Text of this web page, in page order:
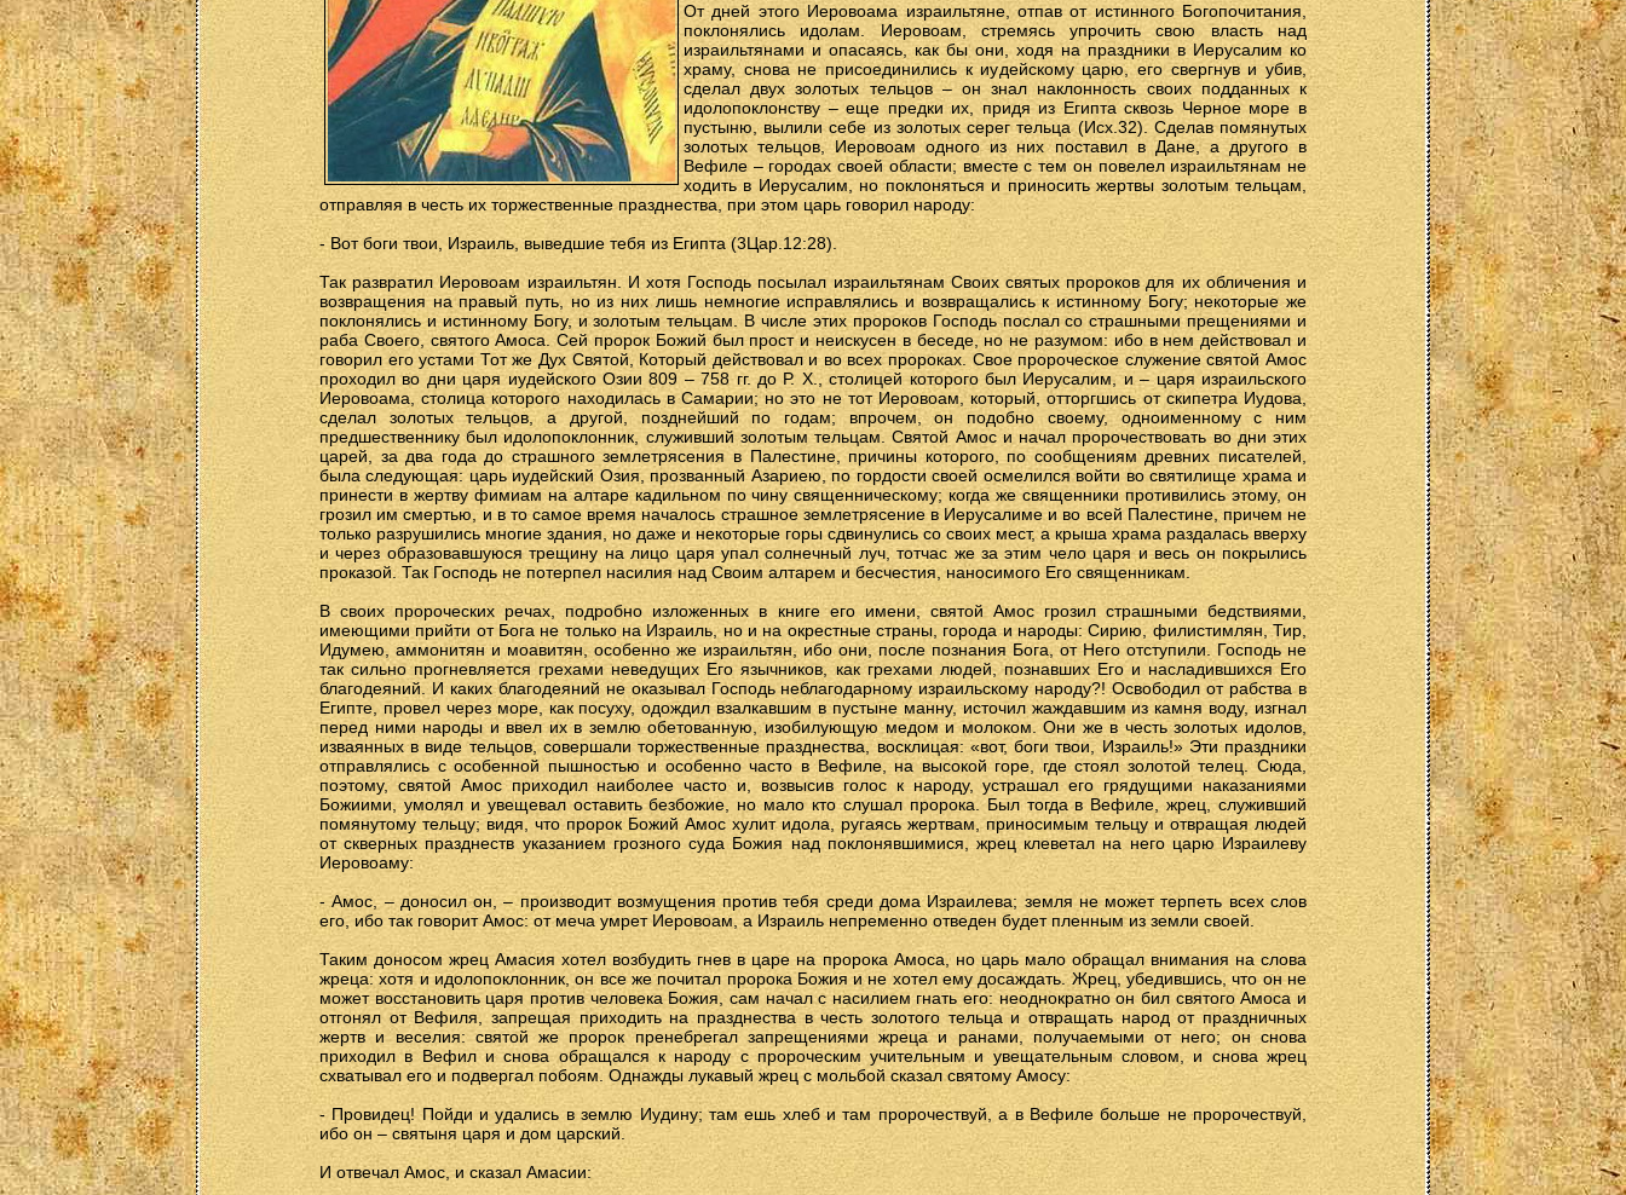
От дней этого Иеровоама израильтяне, отпав от истинного Богопочитания,
поклонялись идолам. Иеровоам, стремясь упрочить свою власть над
израильтянами и опасаясь, как бы они, ходя на праздники в Иерусалим ко
храму, снова не присоединились к иудейскому царю, его свергнув и убив,
сделал двух золотых тельцов – он знал наклонность своих подданных к
идолопоклонству – еще предки их, придя из Египта сквозь Черное море в
пустыню, вылили себе из золотых серег тельца (Исх.32). Сделав помянутых
золотых тельцов, Иеровоам одного из них поставил в Дане, а другого в
Вефиле – городах своей области; вместе с тем он повелел израильтянам не
ходить в Иерусалим, но поклоняться и приносить жертвы золотым тельцам,
отправляя в честь их торжественные празднества, при этом царь говорил народу:
- Вот боги твои, Израиль, выведшие тебя из Египта (3Цар.12:28).
Так развратил Иеровоам израильтян. И хотя Господь посылал израильтянам Своих святых пророков для их обличения и
возвращения на правый путь, но из них лишь немногие исправлялись и возвращались к истинному Богу; некоторые же
поклонялись и истинному Богу, и золотым тельцам. В числе этих пророков Господь послал со страшными прещениями и
раба Своего, святого Амоса. Сей пророк Божий был прост и неискусен в беседе, но не разумом: ибо в нем действовал и
говорил его устами Тот же Дух Святой, Который действовал и во всех пророках. Свое пророческое служение святой Амос
проходил во дни царя иудейского Озии 809 – 758 гг. до Р. Х., столицей которого был Иерусалим, и – царя израильского
Иеровоама, столица которого находилась в Самарии; но это не тот Иеровоам, который, отторгшись от скипетра Иудова,
сделал золотых тельцов, а другой, позднейший по годам; впрочем, он подобно своему, одноименному с ним
предшественнику был идолопоклонник, служивший золотым тельцам. Святой Амос и начал пророчествовать во дни этих
царей, за два года до страшного землетрясения в Палестине, причины которого, по сообщениям древних писателей,
была следующая: царь иудейский Озия, прозванный Азариею, по гордости своей осмелился войти во святилище храма и
принести в жертву фимиам на алтаре кадильном по чину священническому; когда же священники противились этому, он
грозил им смертью, и в то самое время началось страшное землетрясение в Иерусалиме и во всей Палестине, причем не
только разрушились многие здания, но даже и некоторые горы сдвинулись со своих мест, а крыша храма раздалась вверху
и через образовавшуюся трещину на лицо царя упал солнечный луч, тотчас же за этим чело царя и весь он покрылись
проказой. Так Господь не потерпел насилия над Своим алтарем и бесчестия, наносимого Его священникам.
В своих пророческих речах, подробно изложенных в книге его имени, святой Амос грозил страшными бедствиями,
имеющими прийти от Бога не только на Израиль, но и на окрестные страны, города и народы: Сирию, филистимлян, Тир,
Идумею, аммонитян и моавитян, особенно же израильтян, ибо они, после познания Бога, от Него отступили. Господь не
так сильно прогневляется грехами неведущих Его язычников, как грехами людей, познавших Его и насладившихся Его
благодеяний. И каких благодеяний не оказывал Господь неблагодарному израильскому народу?! Освободил от рабства в
Египте, провел через море, как посуху, одождил взалкавшим в пустыне манну, источил жаждавшим из камня воду, изгнал
перед ними народы и ввел их в землю обетованную, изобилующую медом и молоком. Они же в честь золотых идолов,
изваянных в виде тельцов, совершали торжественные празднества, восклицая: «вот, боги твои, Израиль!» Эти праздники
отправлялись с особенной пышностью и особенно часто в Вефиле, на высокой горе, где стоял золотой телец. Сюда,
поэтому, святой Амос приходил наиболее часто и, возвысив голос к народу, устрашал его грядущими наказаниями
Божиими, умолял и увещевал оставить безбожие, но мало кто слушал пророка. Был тогда в Вефиле, жрец, служивший
помянутому тельцу; видя, что пророк Божий Амос хулит идола, ругаясь жертвам, приносимым тельцу и отвращая людей
от скверных празднеств указанием грозного суда Божия над поклонявшимися, жрец клеветал на него царю Израилеву
Иеровоаму:
- Амос, – доносил он, – производит возмущения против тебя среди дома Израилева; земля не может терпеть всех слов
его, ибо так говорит Амос: от меча умрет Иеровоам, а Израиль непременно отведен будет пленным из земли своей.
Таким доносом жрец Амасия хотел возбудить гнев в царе на пророка Амоса, но царь мало обращал внимания на слова
жреца: хотя и идолопоклонник, он все же почитал пророка Божия и не хотел ему досаждать. Жрец, убедившись, что он не
может восстановить царя против человека Божия, сам начал с насилием гнать его: неоднократно он бил святого Амоса и
отгонял от Вефиля, запрещая приходить на празднества в честь золотого тельца и отвращать народ от праздничных
жертв и веселия: святой же пророк пренебрегал запрещениями жреца и ранами, получаемыми от него; он снова
приходил в Вефил и снова обращался к народу с пророческим учительным и увещательным словом, и снова жрец
схватывал его и подвергал побоям. Однажды лукавый жрец с мольбой сказал святому Амосу:
- Провидец! Пойди и удались в землю Иудину; там ешь хлеб и там пророчествуй, а в Вефиле больше не пророчествуй,
ибо он – святыня царя и дом царский.
И отвечал Амос, и сказал Амасии: